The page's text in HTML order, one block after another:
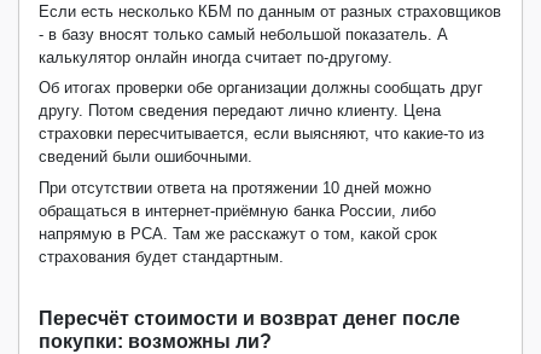
Если есть несколько КБМ по данным от разных страховщиков
- в базу вносят только самый небольшой показатель. А
калькулятор онлайн иногда считает по-другому.
Об итогах проверки обе организации должны сообщать друг
другу. Потом сведения передают лично клиенту. Цена
страховки пересчитывается, если выясняют, что какие-то из
сведений были ошибочными.
При отсутствии ответа на протяжении 10 дней можно
обращаться в интернет-приёмную банка России, либо
напрямую в РСА. Там же расскажут о том, какой срок
страхования будет стандартным.
Пересчёт стоимости и возврат денег после
покупки: возможны ли?